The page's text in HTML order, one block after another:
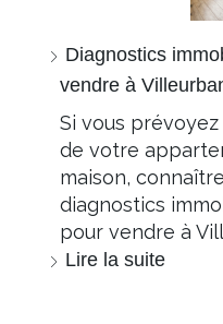
Diagnostics
vendre à
Si vous
de votre
maison,
diagnostics
pour vendre à
Lire la suite